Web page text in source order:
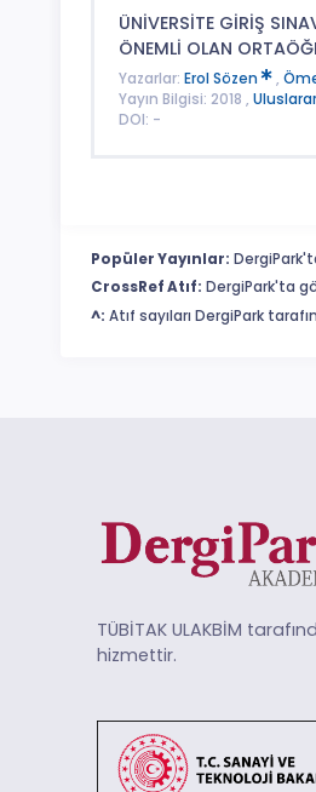
ÜNİVERSİTE GİRİŞ
ÖNEMLİ OLAN
Yazarlar: Erol Sözen ,
Yayın Bilgisi: 2018 ,
DOI: -
Popüler Yayınlar:
CrossRef Atıf: DergiPark'ta
^: Atıf sayıları DergiPark
TÜBİTAK ULAKBİM
hizmettir.